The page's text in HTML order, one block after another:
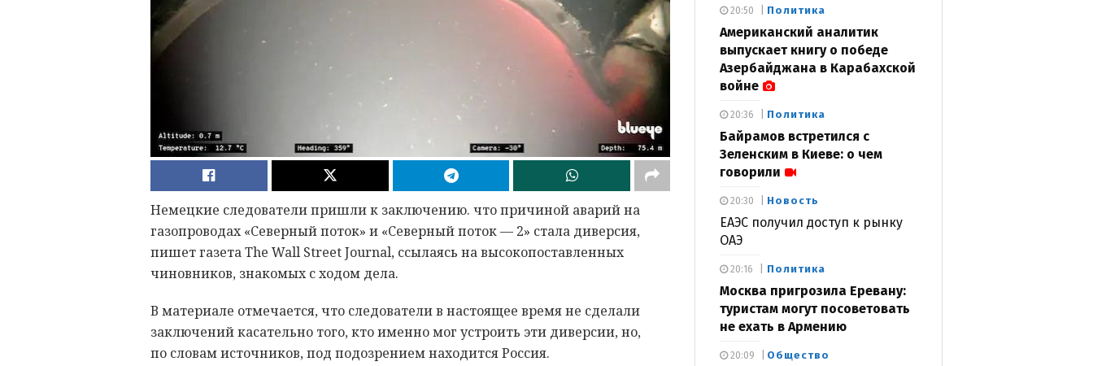
Немецкие следователи пришли к заключению. что причиной аварий на
газопроводах «Северный поток» и «Северный поток — 2» стала диверсия,
пишет газета The Wall Street Journal, ссылаясь на высокопоставленных
чиновников, знакомых с ходом дела.
В материале отмечается, что следователи в настоящее время не сделали
заключений касательно того, кто именно мог устроить эти диверсии, но,
по словам источников, под подозрением находится Россия.
Политика
Американский аналитик
выпускает книгу о победе
Азербайджана в Карабахской
войне
20:50
Политика
Байрамов встретился с
Зеленским в Киеве: о чем
говорили
20:36
Новость
ЕАЭС получил доступ к рынку
ОАЭ
20:30
Политика
Москва пригрозила Еревану:
туристам могут посоветовать
не ехать в Армению
20:16
Общество
20:09